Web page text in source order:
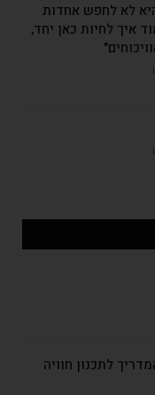
לא לחפש אחדות
איך לחיות כאן יחד,
לתכנון חוויה